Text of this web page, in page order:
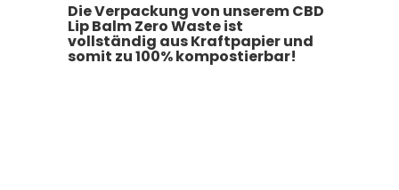
Die Verpackung von unserem CBD
Lip Balm Zero Waste ist
vollständig aus Kraftpapier und
somit zu 100% kompostierbar!